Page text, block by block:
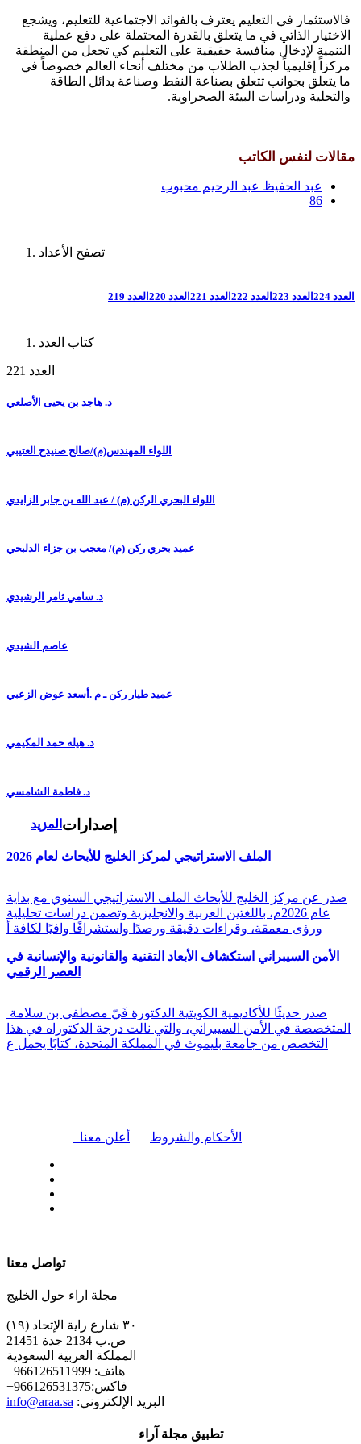
فالاستثمار في التعليم يعترف بالفوائد الاجتماعية للتعليم، ويشجع
الاختيار الذاتي في ما يتعلق بالقدرة المحتملة على دفع عملية
التنمية لإدخال منافسة حقيقية على التعليم كي تجعل من المنطقة
مركزاً إقليمياً لجذب الطلاب من مختلف أنحاء العالم خصوصاً في
ما يتعلق بجوانب تتعلق بصناعة النفط وصناعة بدائل الطاقة
والتحلية ودراسات البيئة الصحراوية.
مقالات لنفس الكاتب
عبد الحفيظ عبد الرحيم محبوب
86
تصفح الأعداد
العدد 224 العدد 223 العدد 222 العدد 221 العدد 220 العدد 219
كتاب العدد
العدد 221
د. هاجد بن يحيى الأصلعي
اللواء المهندس(م)/صالح صنيدح العتيبي
اللواء البحري الركن (م) / عبد الله بن جابر الزايدي
عميد بحري ركن (م)/ معجب بن جزاء الدلبحي
د. سامي ثامر الرشيدي
عاصم الشيدي
عميد طيار ركن ـ م .أسعد عوض الزعبي
د. هيله حمد المكيمي
د. فاطمة الشامسي
المزيد إصدارات
الملف الاستراتيجي لمركز الخليج للأبحاث لعام 2026
صدر عن مركز الخليج للأبحاث الملف الاستراتيجي السنوي مع بداية
عام 2026م، باللغتين العربية والانجليزية وتضمن دراسات تحليلية
ورؤى معمقة، وقراءات دقيقة ورصدًا واستشرافًا وافيًا لكافة أ
الأمن السيبراني استكشاف الأبعاد التقنية والقانونية والإنسانية في
العصر الرقمي
المتخصصة في الأمن السيبراني، والتي نالت درجة الدكتوراه في هذا
التخصص من جامعة بليموث في المملكة المتحدة، كتابًا يحمل ع
أعلن معنا الأحكام والشروط
تواصل معنا
مجلة اراء حول الخليج
٣٠ شارع راية الإتحاد (١٩)
ص.ب 2134 جدة 21451
المملكة العربية السعودية
+هاتف: 966126511999
+فاكس:966126531375
info@araa.sa :البريد الإلكتروني
تطبيق مجلة آراء